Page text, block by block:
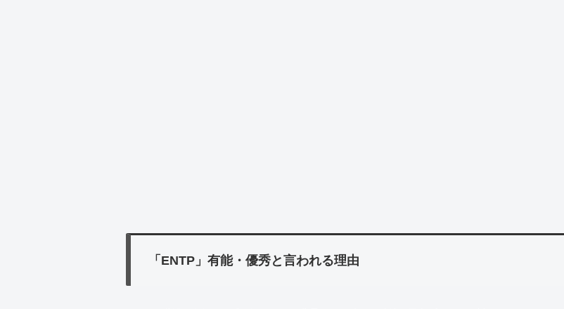
「ENTP」有能・優秀と言われる理由